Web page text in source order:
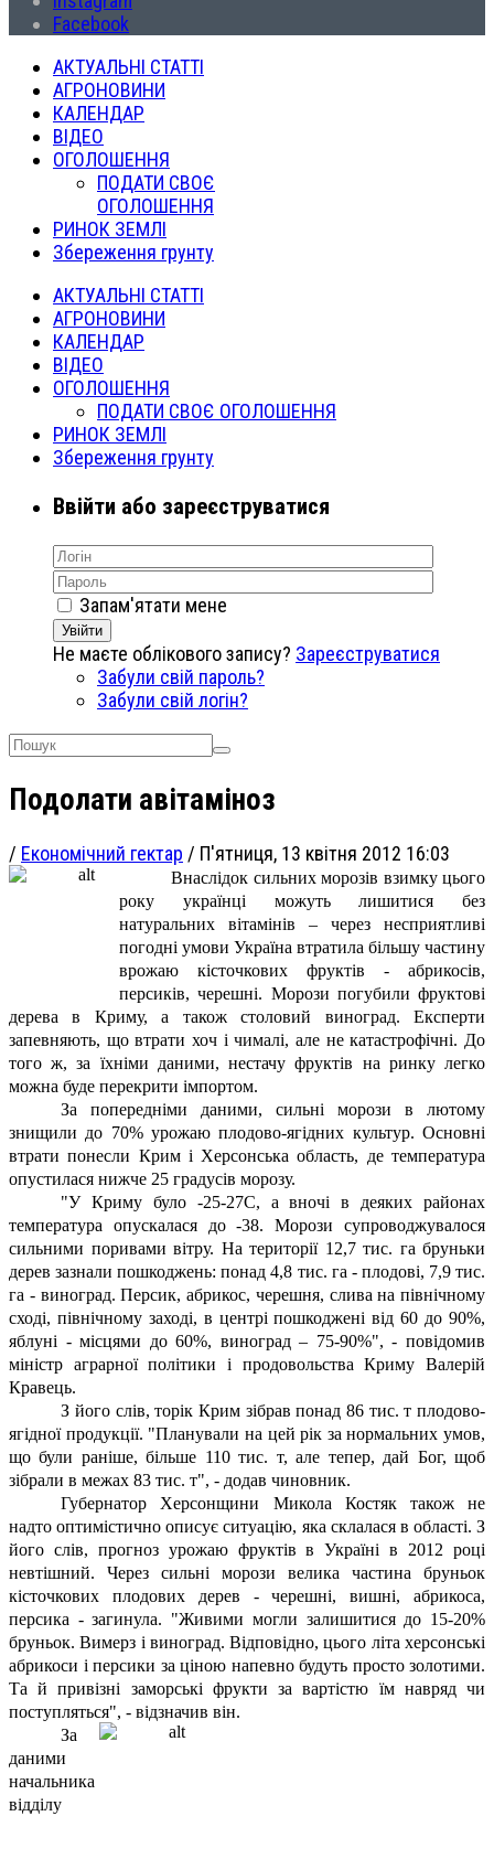
Facebook
АКТУАЛЬНІ СТАТТІ
АГРОНОВИНИ
КАЛЕНДАР
ВІДЕО
ОГОЛОШЕННЯ
ПОДАТИ СВОЄ
ОГОЛОШЕННЯ
РИНОК ЗЕМЛІ
Збереження грунту
АКТУАЛЬНІ СТАТТІ
АГРОНОВИНИ
КАЛЕНДАР
ВІДЕО
ОГОЛОШЕННЯ
ПОДАТИ СВОЄ ОГОЛОШЕННЯ
РИНОК ЗЕМЛІ
Збереження грунту
Ввійти або зареєструватися
Запам'ятати мене
Увійти
Не маєте облікового запису? Зареєструватися
Забули свій пароль?
Забули свій логін?
Подолати авітаміноз
/ Економічний гектар / П'ятниця, 13 квітня 2012 16:03
Внаслідок сильних морозів взимку цього
року українці можуть лишитися без
натуральних вітамінів – через несприятливі
погодні умови Україна втратила більшу частину
врожаю кісточкових фруктів - абрикосів,
персиків, черешні. Морози погубили фруктові
дерева в Криму, а також столовий виноград. Експерти
запевняють, що втрати хоч і чималі, але не катастрофічні. До
того ж, за їхніми даними, нестачу фруктів на ринку легко
можна буде перекрити імпортом.
За попередніми даними, сильні морози в лютому
знищили до 70% урожаю плодово-ягідних культур. Основні
втрати понесли Крим і Херсонська область, де температура
опустилася нижче 25 градусів морозу.
"У Криму було -25-27С, а вночі в деяких районах
температура опускалася до -38. Морози супроводжувалося
сильними поривами вітру. На території 12,7 тис. га бруньки
дерев зазнали пошкоджень: понад 4,8 тис. га - плодові, 7,9 тис.
га - виноград. Персик, абрикос, черешня, слива на північному
сході, північному заході, в центрі пошкоджені від 60 до 90%,
яблуні - місцями до 60%, виноград – 75-90%", - повідомив
міністр аграрної політики і продовольства Криму Валерій
Кравець.
З його слів, торік Крим зібрав понад 86 тис. т плодово-
ягідної продукції. "Планували на цей рік за нормальних умов,
що були раніше, більше 110 тис. т, але тепер, дай Бог, щоб
зібрали в межах 83 тис. т", - додав чиновник.
Губернатор Херсонщини Микола Костяк також не
надто оптимістично описує ситуацію, яка склалася в області. З
його слів, прогноз урожаю фруктів в Україні в 2012 році
невтішний. Через сильні морози велика частина бруньок
кісточкових плодових дерев - черешні, вишні, абрикоса,
персика - загинула. "Живими могли залишитися до 15-20%
бруньок. Вимерз і виноград. Відповідно, цього літа херсонські
абрикоси і персики за ціною напевно будуть просто золотими.
Та й привізні заморські фрукти за вартістю їм навряд чи
поступляться", - відзначив він.
За
даними
начальника
відділу